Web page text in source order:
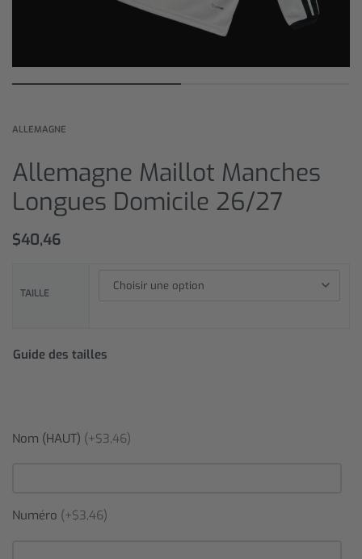
ALLEMAGNE
Allemagne Maillot Manches
Longues Domicile 26/27
$40,46
TAILLE
Guide des tailles
Nom (HAUT) (+$3,46)
Numéro (+$3,46)